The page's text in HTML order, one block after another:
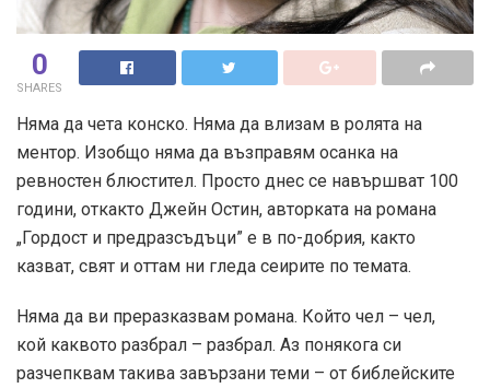
0
SHARES
Няма да чета конско. Няма да влизам в ролята на
ментор. Изобщо няма да възправям осанка на
ревностен блюстител. Просто днес се навършват 100
години, откакто Джейн Остин, авторката на романа
„Гордост и предразсъдъци” е в по-добрия, както
казват, свят и оттам ни гледа сеирите по темата.
Няма да ви преразказвам романа. Който чел – чел,
кой каквото разбрал – разбрал. Аз понякога си
разчепквам такива завързани теми – от библейските